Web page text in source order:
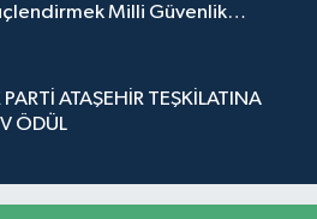
Milli Güvenlik
PARTİ ATAŞEHİR TEŞKİLATINA
ÖDÜL